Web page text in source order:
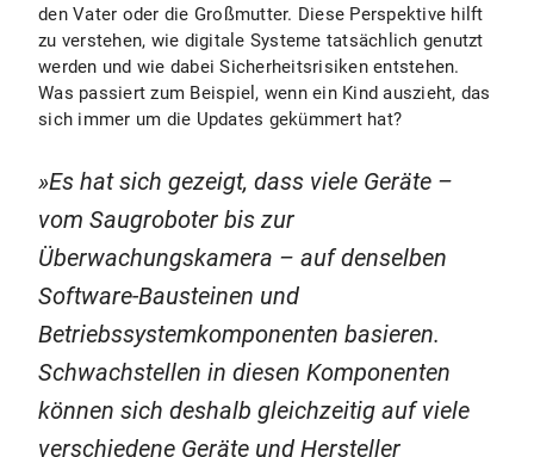
den Vater oder die Großmutter. Diese Perspektive hilft
zu verstehen, wie digitale Systeme tatsächlich genutzt
werden und wie dabei Sicherheitsrisiken entstehen.
Was passiert zum Beispiel, wenn ein Kind auszieht, das
sich immer um die Updates gekümmert hat?
Es hat sich gezeigt, dass viele Geräte –
vom Saugroboter bis zur
Überwachungskamera – auf denselben
Software-Bausteinen und
Betriebssystemkomponenten basieren.
Schwachstellen in diesen Komponenten
können sich deshalb gleichzeitig auf viele
verschiedene Geräte und Hersteller